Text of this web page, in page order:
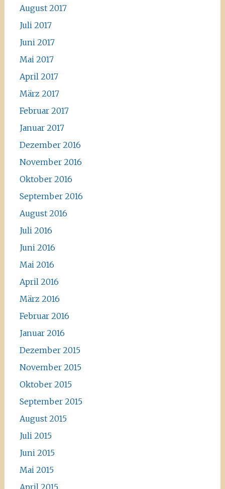
August 2017
Juli 2017
Juni 2017
Mai 2017
April 2017
März 2017
Februar 2017
Januar 2017
Dezember 2016
November 2016
Oktober 2016
September 2016
August 2016
Juli 2016
Juni 2016
Mai 2016
April 2016
März 2016
Februar 2016
Januar 2016
Dezember 2015
November 2015
Oktober 2015
September 2015
August 2015
Juli 2015
Juni 2015
Mai 2015
April 2015